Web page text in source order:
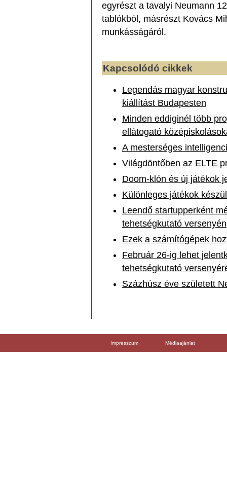
egyrészt a tavalyi Neumann
tablókból, másrészt Kovács
munkásságáról.
Kapcsolódó cikkek
Legendás magyar
kiállítást Budapesten
Minden eddiginél több
ellátogató
A mesterséges
Világdöntőben az ELTE
Doom-klón és új játékok
Különleges játékok
Leendő startupperként
tehetségkutató versenyén
Ezek a számítógépek
Február 26-ig lehet
tehetségkutató
Százhúsz éve született
Impresszum Médiaajánlat